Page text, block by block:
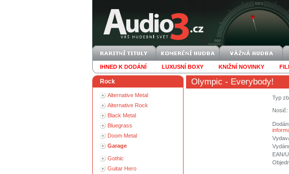
IHNED K DODÁNÍ LUXUSNÍ BOXY KNIŽNÍ NOVINKY
Rock
Alternative Metal
Alternative Rock
Black Metal
Bluegrass
Doom Metal
Garage
Gothic
Guitar Hero
Olympic - Everybody!
Typ
Nosič:
EAN/